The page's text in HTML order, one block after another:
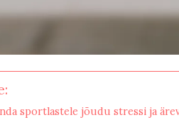
sportlastele jõudu stressi ja